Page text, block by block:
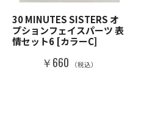
30 MINUTES SISTERS オ
プションフェイスパーツ 表
情セット6 [カラーC]
￥660 （税込）